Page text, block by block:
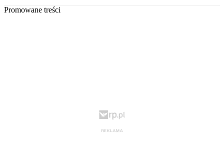
Promowane treści